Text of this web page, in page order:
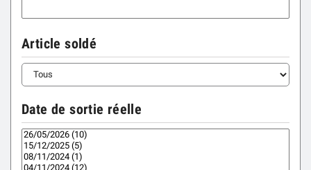
Article soldé
Date de sortie réelle